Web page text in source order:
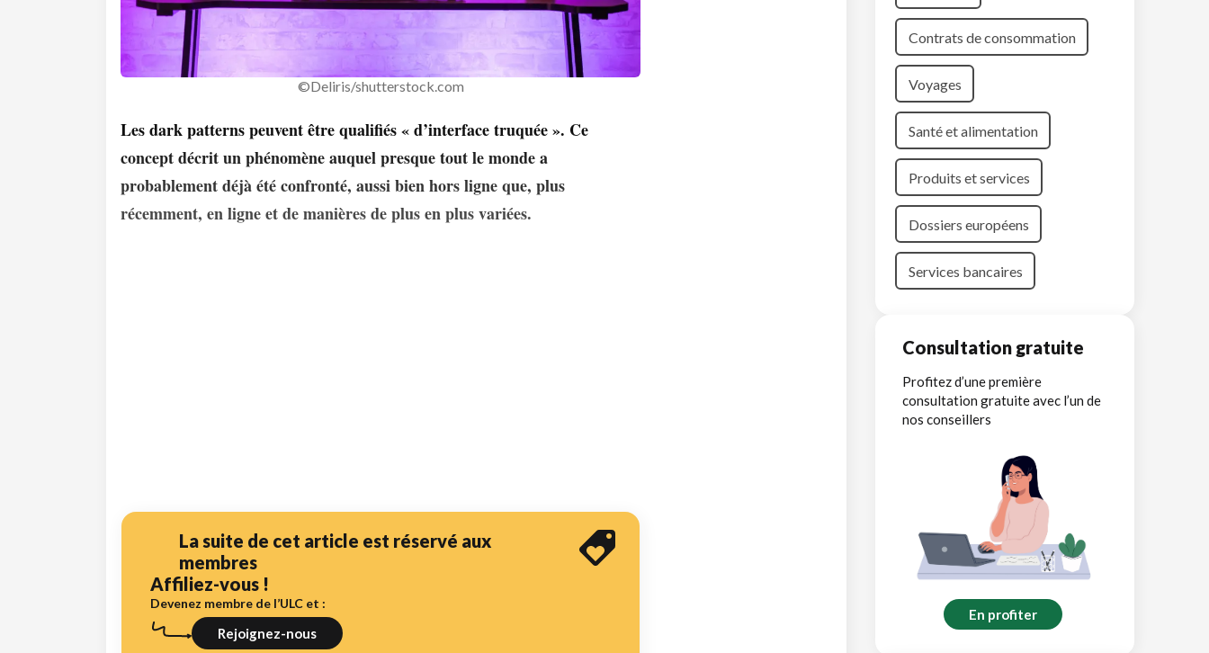
©Deliris/shutterstock.com
Les dark patterns peuvent être qualifiés « d’interface truquée ». Ce
concept décrit un phénomène auquel presque tout le monde a
probablement déjà été confronté, aussi bien hors ligne que, plus
récemment, en ligne et de manières de plus en plus variées.
La suite de cet article est réservé aux
membres
Affiliez-vous !
Devenez membre de l’ULC et :
Rejoignez-nous
Contrats de consommation
Voyages
Santé et alimentation
Produits et services
Dossiers européens
Services bancaires
Consultation gratuite
Profitez d’une première
consultation gratuite avec l’un de
nos conseillers
En profiter